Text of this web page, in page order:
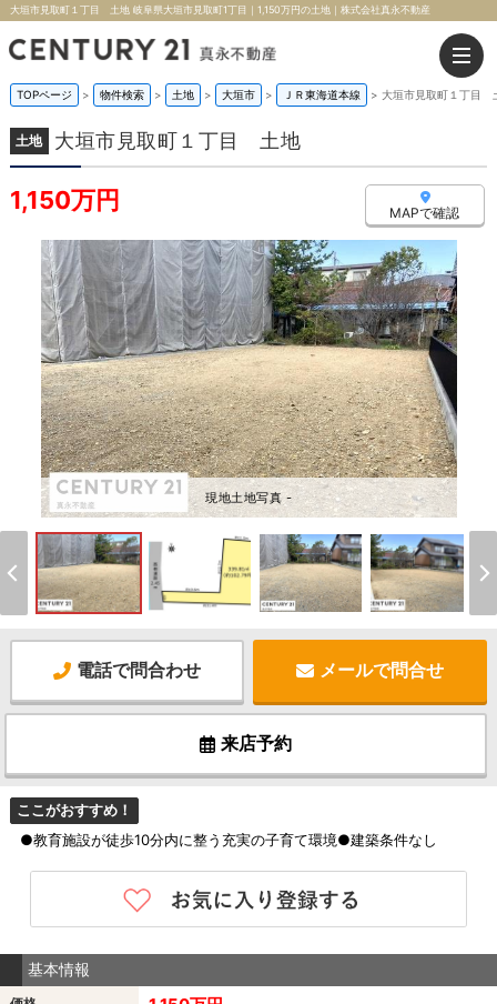
大垣市見取町１丁目 土地 岐阜県大垣市見取町1丁目｜1,150万円の土地｜株式会社真永不動産
TOPページ > 物件検索 > 土地 > 大垣市 > ＪＲ東海道本線 > 大垣市見取町１丁目
土地 大垣市見取町１丁目 土地
1,150万円 MAPで確認
現地土地写真 -
電話で問合わせ メールで問合せ
来店予約
ここがおすすめ！
●教育施設が徒歩10分内に整う充実の子育て環境●建築条件なし
基本情報